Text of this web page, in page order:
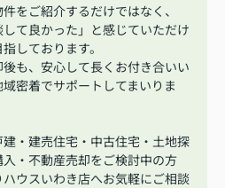
をご紹介するだけではなく、
して良かった」と感じていただけ
しております。
も、安心して長くお付き合いい
密着でサポートしてまいりま
・建売住宅・中古住宅・土地探
入・不動産売却をご検討中の方
ウスいわき店へお気軽にご相談